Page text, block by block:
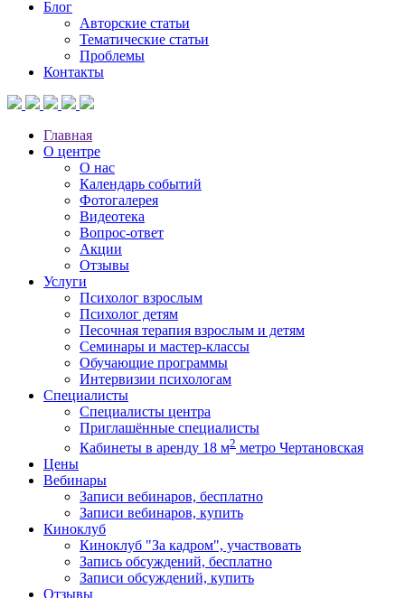
Блог
Авторские статьи
Тематические статьи
Проблемы
Контакты
Главная
О центре
О нас
Календарь событий
Фотогалерея
Видеотека
Вопрос-ответ
Акции
Отзывы
Услуги
Психолог взрослым
Психолог детям
Песочная терапия взрослым и детям
Семинары и мастер-классы
Обучающие программы
Интервизии психологам
Специалисты
Специалисты центра
Приглашённые специалисты
Кабинеты в аренду 18 м2 метро Чертановская
Цены
Вебинары
Записи вебинаров, бесплатно
Записи вебинаров, купить
Киноклуб
Киноклуб "За кадром", участвовать
Запись обсуждений, бесплатно
Записи обсуждений, купить
Отзывы